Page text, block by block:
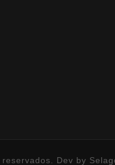
Dev by